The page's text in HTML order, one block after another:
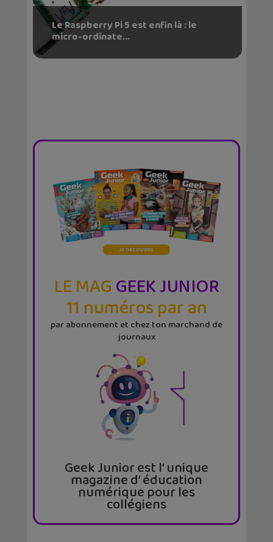
Le Raspberry Pi 5 est enfin là : le
micro-ordinate...
LE MAGGEEK JUNIOR
11 numéros par an
par abonnement et chez ton marchand de
journaux
Geek Junior est l’ unique
magazine d’ éducation
numérique pour les
collégiens